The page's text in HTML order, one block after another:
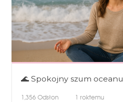
🌊 Spokojny szum oceanu
1,356Odsłon 1 roktemu